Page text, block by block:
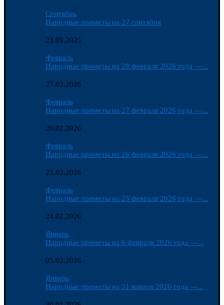
Сентябрь
Народные приметы на 27 сентября
23.09.2025
Февраль
Народные приметы на 28 февраля 2026 года —...
27.02.2026
Февраль
Народные приметы на 27 февраля 2026 года —...
26.02.2026
Февраль
Народные приметы на 26 февраля 2026 года —...
25.02.2026
Февраль
Народные приметы на 25 февраля 2026 года —...
24.02.2026
Январь
Народные приметы на 6 февраля 2026 года —...
05.02.2026
Январь
Народные приметы на 31 января 2026 года —...